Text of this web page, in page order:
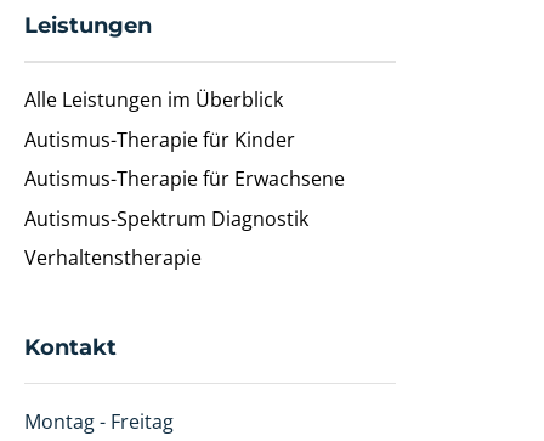
Leistungen
Alle Leistungen im Überblick
Autismus-Therapie für Kinder
Autismus-Therapie für Erwachsene
Autismus-Spektrum Diagnostik
Verhaltenstherapie
Kontakt
Montag - Freitag